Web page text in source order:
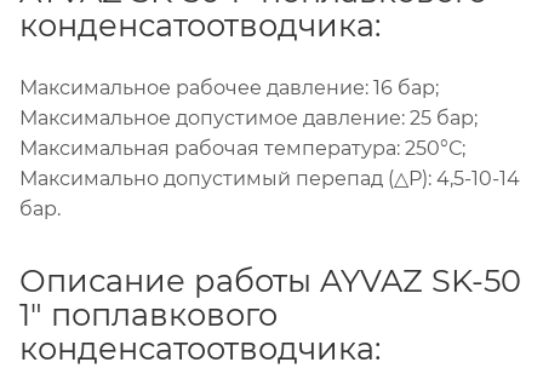
конденсатоотводчика:
Максимальное рабочее давление: 16 бар;
Максимальное допустимое давление: 25 бар;
Максимальная рабочая температура: 250°С;
Максимально допустимый перепад (△Р): 4,5-10-14
бар.
Описание работы AYVAZ SK-50
1" поплавкового
конденсатоотводчика: